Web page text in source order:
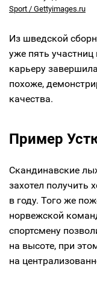
Sport / Gettyimages.ru
Из шведской
уже пять
карьеру
похоже,
качества.
Пример
Скандинавские
захотел получить
в году. Того же
норвежской
спортсмену
на высоте, при
на